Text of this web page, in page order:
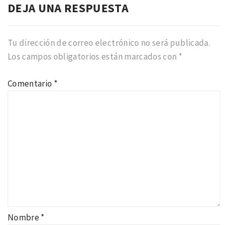
DEJA UNA RESPUESTA
Tu dirección de correo electrónico no será publicada.
Los campos obligatorios están marcados con *
Comentario *
Nombre*